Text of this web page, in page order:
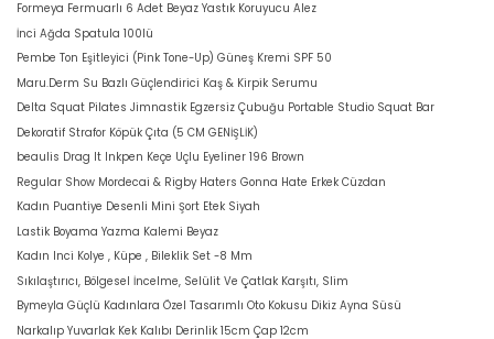
Formeya Fermuarlı 6 Adet Beyaz Yastık Koruyucu Alez
İnci Ağda Spatula 100lü
Pembe Ton Eşitleyici (Pink Tone-Up) Güneş Kremi SPF 50
Maru.Derm Su Bazlı Güçlendirici Kaş & Kirpik Serumu
Delta Squat Pilates Jimnastik Egzersiz Çubuğu Portable Studio Squat Bar
Dekoratif Strafor Köpük Çıta (5 CM GENİŞLİK)
beaulis Drag It Inkpen Keçe Uçlu Eyeliner 196 Brown
Regular Show Mordecai & Rigby Haters Gonna Hate Erkek Cüzdan
Kadın Puantiye Desenli Mini Şort Etek Siyah
Lastik Boyama Yazma Kalemi Beyaz
Kadın Inci Kolye , Küpe , Bileklik Set -8 Mm
Sıkılaştırıcı, Bölgesel İncelme, Selülit Ve Çatlak Karşıtı, Slim
Bymeyla Güçlü Kadınlara Özel Tasarımlı Oto Kokusu Dikiz Ayna Süsü
Narkalıp Yuvarlak Kek Kalıbı Derinlik 15cm Çap 12cm